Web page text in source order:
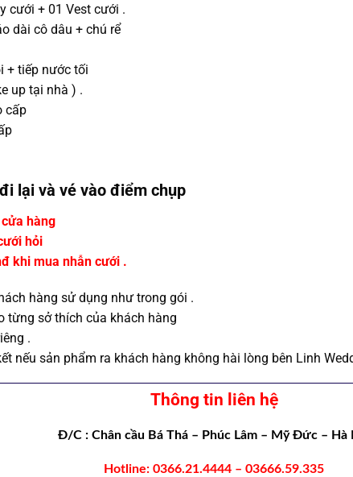
cưới + 01 Vest cưới .
dài cô dâu + chú rể
+ tiếp nước tối
up tại nhà ) .
cấp
lại và vé vào điểm chụp
hàng
hỏi
khi mua nhẫn cưới .
hàng sử dụng như trong gói .
từng sở thích của khách hàng
.
nếu sản phẩm ra khách hàng không hài lòng bên Linh
Thông tin liên hệ
Đ/C: Chân cầu Bá Thá – Phúc Lâm – Mỹ Đức – Hà
Hotline: 0366.21.4444 – 03666.59.335